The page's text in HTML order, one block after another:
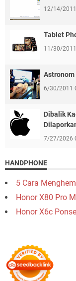
12/14/
Tablet
11/30/
Astronom
6/30/2011
Dibalik
7/27/2026
HANDPHONE
5 Cara
Honor X80 Pro
Honor X6c